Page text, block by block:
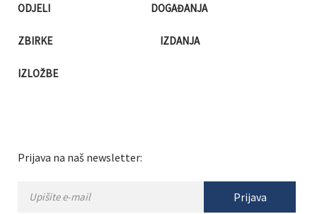
ODJELI
ZBIRKE
IZLOŽBE
DOGAĐANJA
IZDANJA
Prijava na naš newsletter:
Prijava